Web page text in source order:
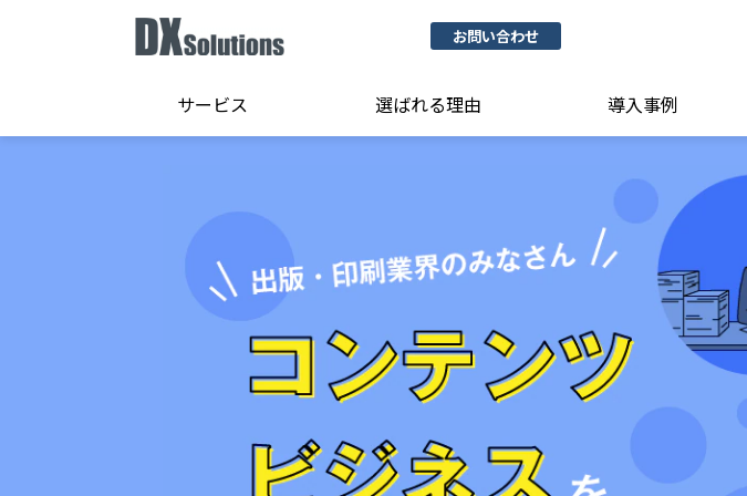
お問い合わせ
サービス 選ばれる理由 導入事例